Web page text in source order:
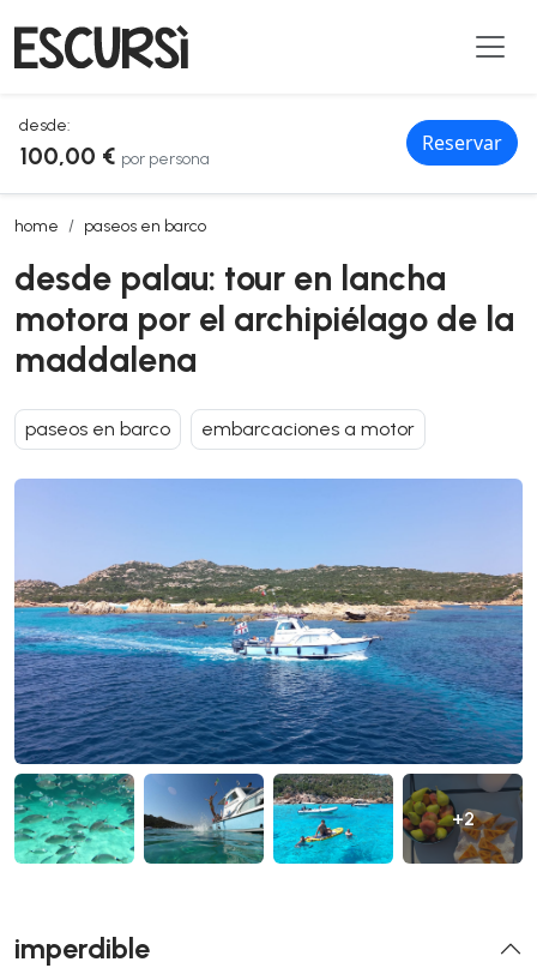
desde:
100,00 € por persona
Reservar
home paseos en barco
desde palau: tour en lancha motora por el archipiélago de la
desde palau: tour en lancha
motora por el archipiélago de la
maddalena
paseos en barco embarcaciones a motor
+2
imperdible